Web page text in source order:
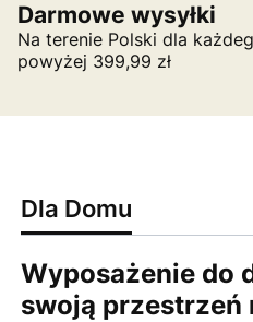
Darmowe wysyłki
Na terenie Polski dla
powyżej 399,99 zł
Dla Domu
Wyposażenie do
swoją przestrzeń